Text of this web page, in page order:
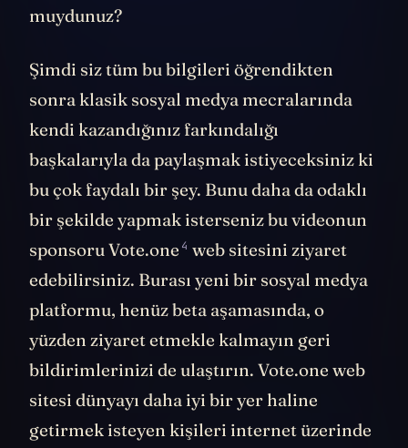
muydunuz?
Şimdi siz tüm bu bilgileri öğrendikten
sonra klasik sosyal medya mecralarında
kendi kazandığınız farkındalığı
başkalarıyla da paylaşmak istiyeceksiniz ki
bu çok faydalı bir şey. Bunu daha da odaklı
bir şekilde yapmak isterseniz bu videonun
sponsoruVote.one 4 web sitesini ziyaret
edebilirsiniz. Burası yeni bir sosyal medya
platformu, henüz beta aşamasında, o
yüzden ziyaret etmekle kalmayın geri
bildirimlerinizi de ulaştırın. Vote.one web
sitesi dünyayı daha iyi bir yer haline
getirmek isteyen kişileri internet üzerinde